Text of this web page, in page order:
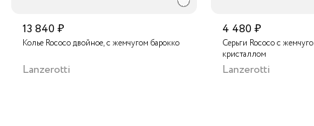
13 840 ₽
Колье Rococo двойное, с жемчугом барокко
Lanzerotti
4 480 ₽
Серьги Rococo с
кристаллом
Lanzerotti